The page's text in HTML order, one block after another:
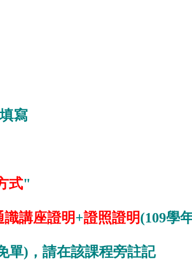
寫
式"
識講座證明+證照證明(109學
單)，請在該課程旁註記